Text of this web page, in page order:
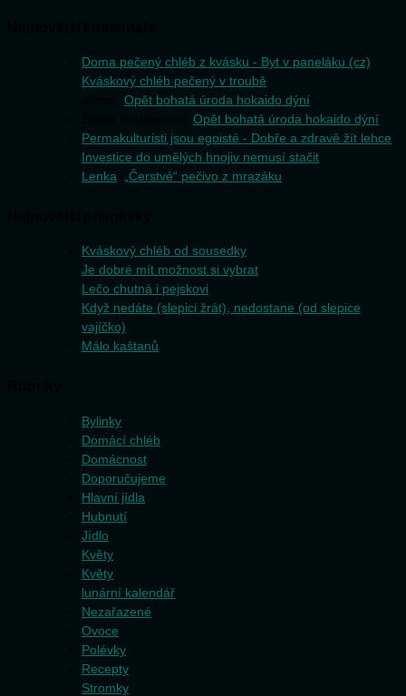
Doma pečený chléb z kvásku - Byt v paneláku (cz)
Kváskový chléb pečený v troubě
Opět bohatá úroda hokaido dýní
Opět bohatá úroda hokaido dýní
Permakulturisti jsou egoisté - Dobře a zdravě žít lehce
Investice do umělých hnojiv nemusí stačit
Lenka
„Čerstvé“ pečivo z mrazáku
Kváskový chléb od sousedky
Je dobré mít možnost si vybrat
Lečo chutná i pejskovi
Když nedáte (slepici žrát), nedostane (od slepice
vajíčko)
Málo kaštanů
Bylinky
Domácí chléb
Domácnost
Doporučujeme
Hlavní jídla
Hubnutí
Jídlo
Květy
Květy
lunární kalendář
Nezařazené
Ovoce
Polévky
Recepty
Stromky